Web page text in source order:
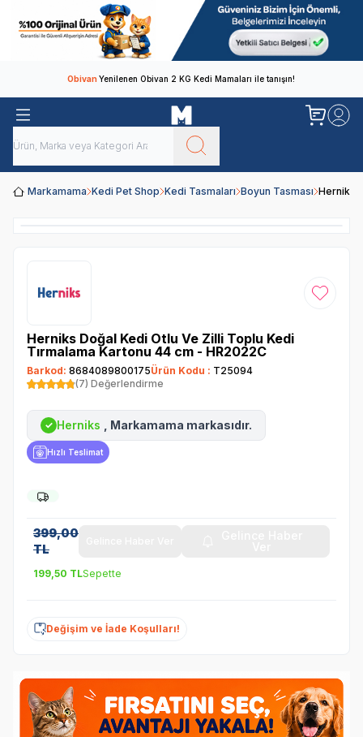
ObivanYenilenen Obivan 2 KG Kedi Mamaları ile tanışın!
Markamama Kedi Pet Shop Kedi Tasmaları Boyun Tasması Herniks
Favoriye
Herniks Doğal Kedi Otlu Ve Zilli Toplu Kedi
Tırmalama Kartonu 44 cm - HR2022C
Barkod: 8684089800175Ürün Kodu : T25094
(7) Değerlendirme
✓ Herniks , Markamama markasıdır.
Hızlı Teslimat
399,00
TL
199,50 TLSepette
Değişim ve İade Koşulları!